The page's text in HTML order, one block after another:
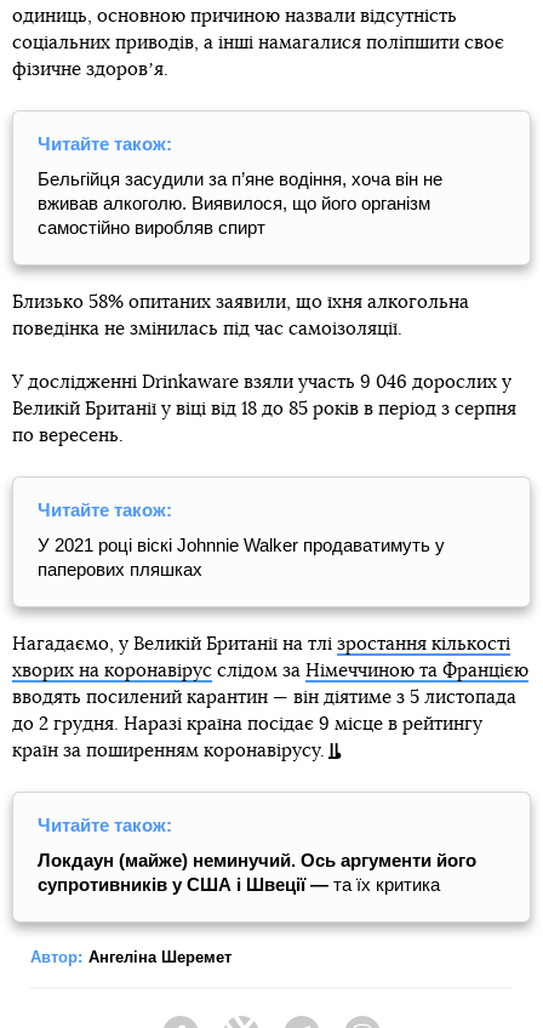
одиниць, основною причиною назвали відсутність
соціальних приводів, а інші намагалися поліпшити своє
фізичне здоровʼя.
Читайте також:
Бельгійця засудили за п’яне водіння, хоча він не
вживав алкоголю. Виявилося, що його організм
самостійно виробляв спирт
Близько 58% опитаних заявили, що їхня алкогольна
поведінка не змінилась під час самоізоляції.
У дослідженні Drinkaware взяли участь 9 046 дорослих у
Великій Британії у віці від 18 до 85 років в період з серпня
по вересень.
Читайте також:
У 2021 році віскі Johnnie Walker продаватимуть у
паперових пляшках
Нагадаємо, у Великій Британії на тлі зростання кількості
хворих на коронавірус слідом за Німеччиною та Францією
вводять посилений карантин — він діятиме з 5 листопада
до 2 грудня. Наразі країна посідає 9 місце в рейтингу
країн за поширенням коронавірусу.
Читайте також:
Локдаун (майже) неминучий. Ось аргументи його
супротивників у США і Швеції — та їх критика
Автор: Ангеліна Шеремет